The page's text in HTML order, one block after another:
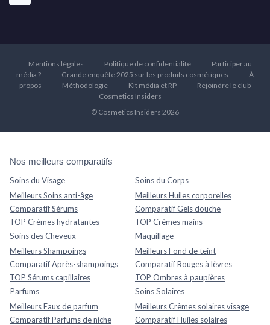
Mentions légales Politique de confidentialité
Participer au
média ?
Grande enquête 2025 sur les produits cosmétiques
À
propos
Méthodologie Kit média et RP
Rejoindre le club
Cosmetics Insiders
© Cosmetics Insiders 2026
Nos meilleurs comparatifs
Soins du Visage
Meilleurs Soins anti-âge
Comparatif Sérums
TOP Crèmes hydratantes
Soins du Corps
Meilleurs Huiles corporelles
Comparatif Gels douche
TOP Crèmes mains
Soins des Cheveux
Meilleurs Shampoings
Comparatif Après-shampoings
TOP Sérums capillaires
Maquillage
Meilleurs Fond de teint
Comparatif Rouges à lèvres
TOP Ombres à paupières
Parfums
Meilleurs Eaux de parfum
Comparatif Parfums de niche
Soins Solaires
Meilleurs Crèmes solaires visage
Comparatif Huiles solaires